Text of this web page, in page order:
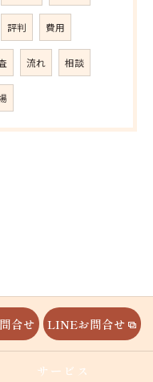
評判 費用
流れ 相談
合せ LINEお問合せ
サービス